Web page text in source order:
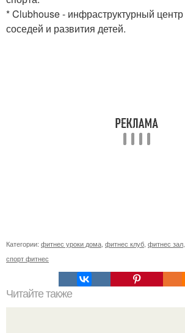
* Clubhouse - инфраструктурный
соседей и развития детей.
Категории: фитнес уроки дома фитнес клуб фитнес зал
спорт фитнес
Читайте также